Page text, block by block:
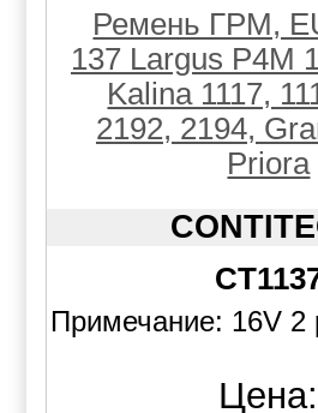
Ремень ГРМ,
137 Largus P4M
Kalina 1117,
2192, 2194,
Priora
Примечание: 16V 2
Цена: